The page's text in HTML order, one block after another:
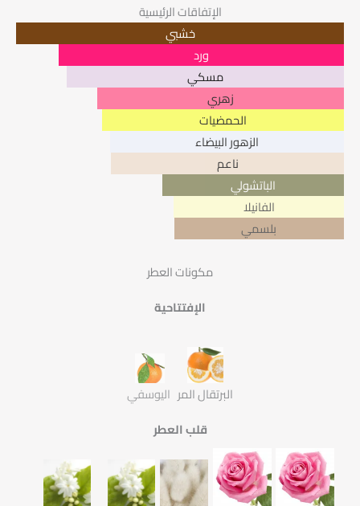
الإتفاقات الرئيسية
خشبي
ورد
مسكي
زهري
الحمضيات
الزهور البيضاء
ناعم
الباتشولي
الفانيلا
بلسمي
مكونات العطر
الإفتتاحية
البرتقال المر اليوسفي
قلب العطر